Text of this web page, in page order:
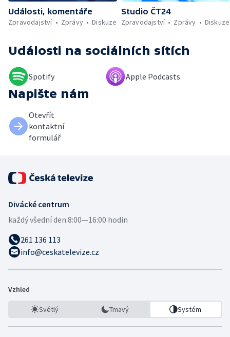
Události, komentáře
Zpravodajství
Zprávy Diskuze
Studio ČT24
Zpravodajství
Zprávy Diskuze
Události na sociálních sítích
Spotify Apple Podcasts
Napište nám
Otevřít
kontaktní
formulář
Divácké centrum
každý všední den:8:00—16:00 hodin
261 136 113
info@ceskatelevize.cz
Vzhled
Světlý Tmavý Systém